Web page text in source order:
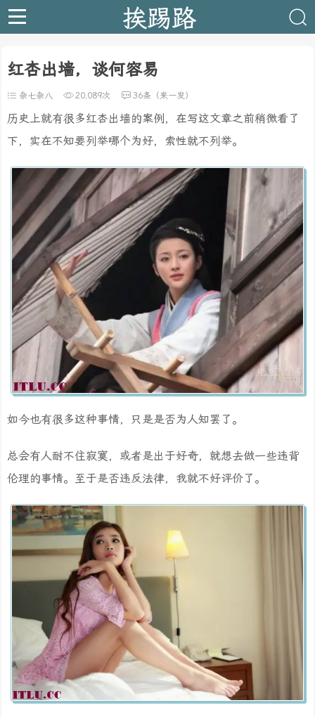
挨踢路
红杏出墙，谈何容易
杂七杂八 20,089次 36条（来一发）
历史上就有很多红杏出墙的案例，在写这文章之前稍微看了
下，实在不知要列举哪个为好，索性就不列举。
如今也有很多这种事情，只是是否为人知罢了。
总会有人耐不住寂寞，或者是出于好奇，就想去做一些违背
伦理的事情。至于是否违反法律，我就不好评价了。